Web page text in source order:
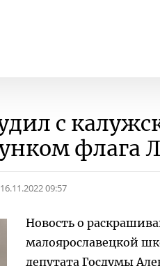
с
флага
16.11.2022 09:57
Новость о
малоярославецкой
депутата Госдумы